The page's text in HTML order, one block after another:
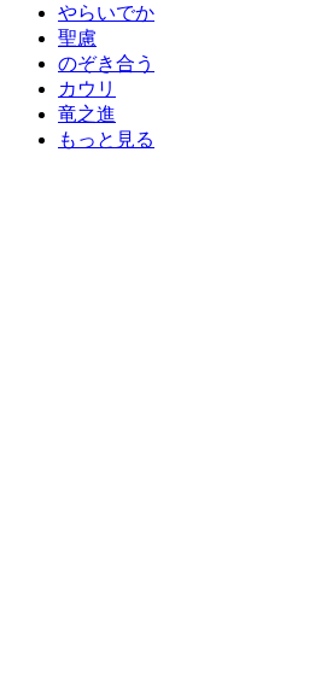
やらいでか
聖慮
のぞき合う
カウリ
竜之進
もっと見る